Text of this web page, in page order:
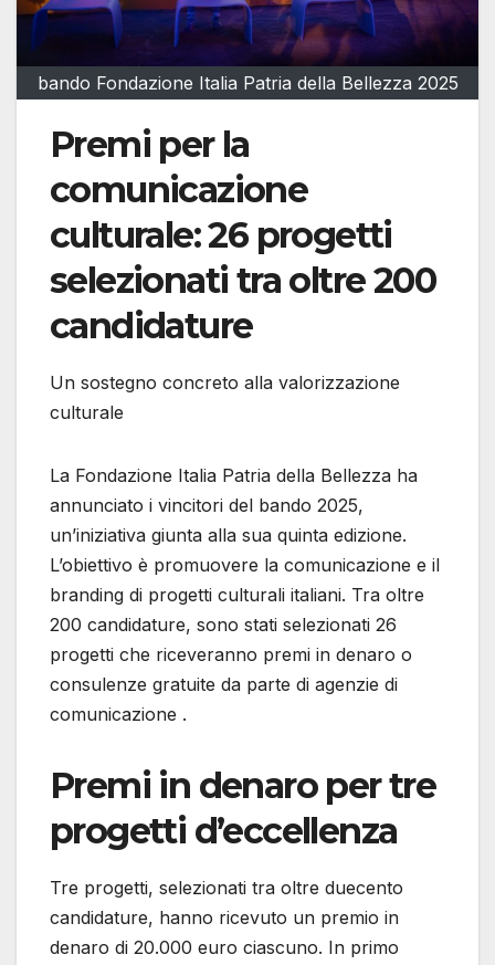
bando Fondazione Italia Patria della Bellezza 2025
Premi per la
comunicazione
culturale: 26 progetti
selezionati tra oltre 200
candidature
Un sostegno concreto alla valorizzazione
culturale
La Fondazione Italia Patria della Bellezza ha
annunciato i vincitori del bando 2025,
un’iniziativa giunta alla sua quinta edizione.
L’obiettivo è promuovere la comunicazione e il
branding di progetti culturali italiani. Tra oltre
200 candidature, sono stati selezionati 26
progetti che riceveranno premi in denaro o
consulenze gratuite da parte di agenzie di
comunicazione .
Premi in denaro per tre
progetti d’eccellenza
Tre progetti, selezionati tra oltre duecento
candidature, hanno ricevuto un premio in
denaro di 20.000 euro ciascuno. In primo